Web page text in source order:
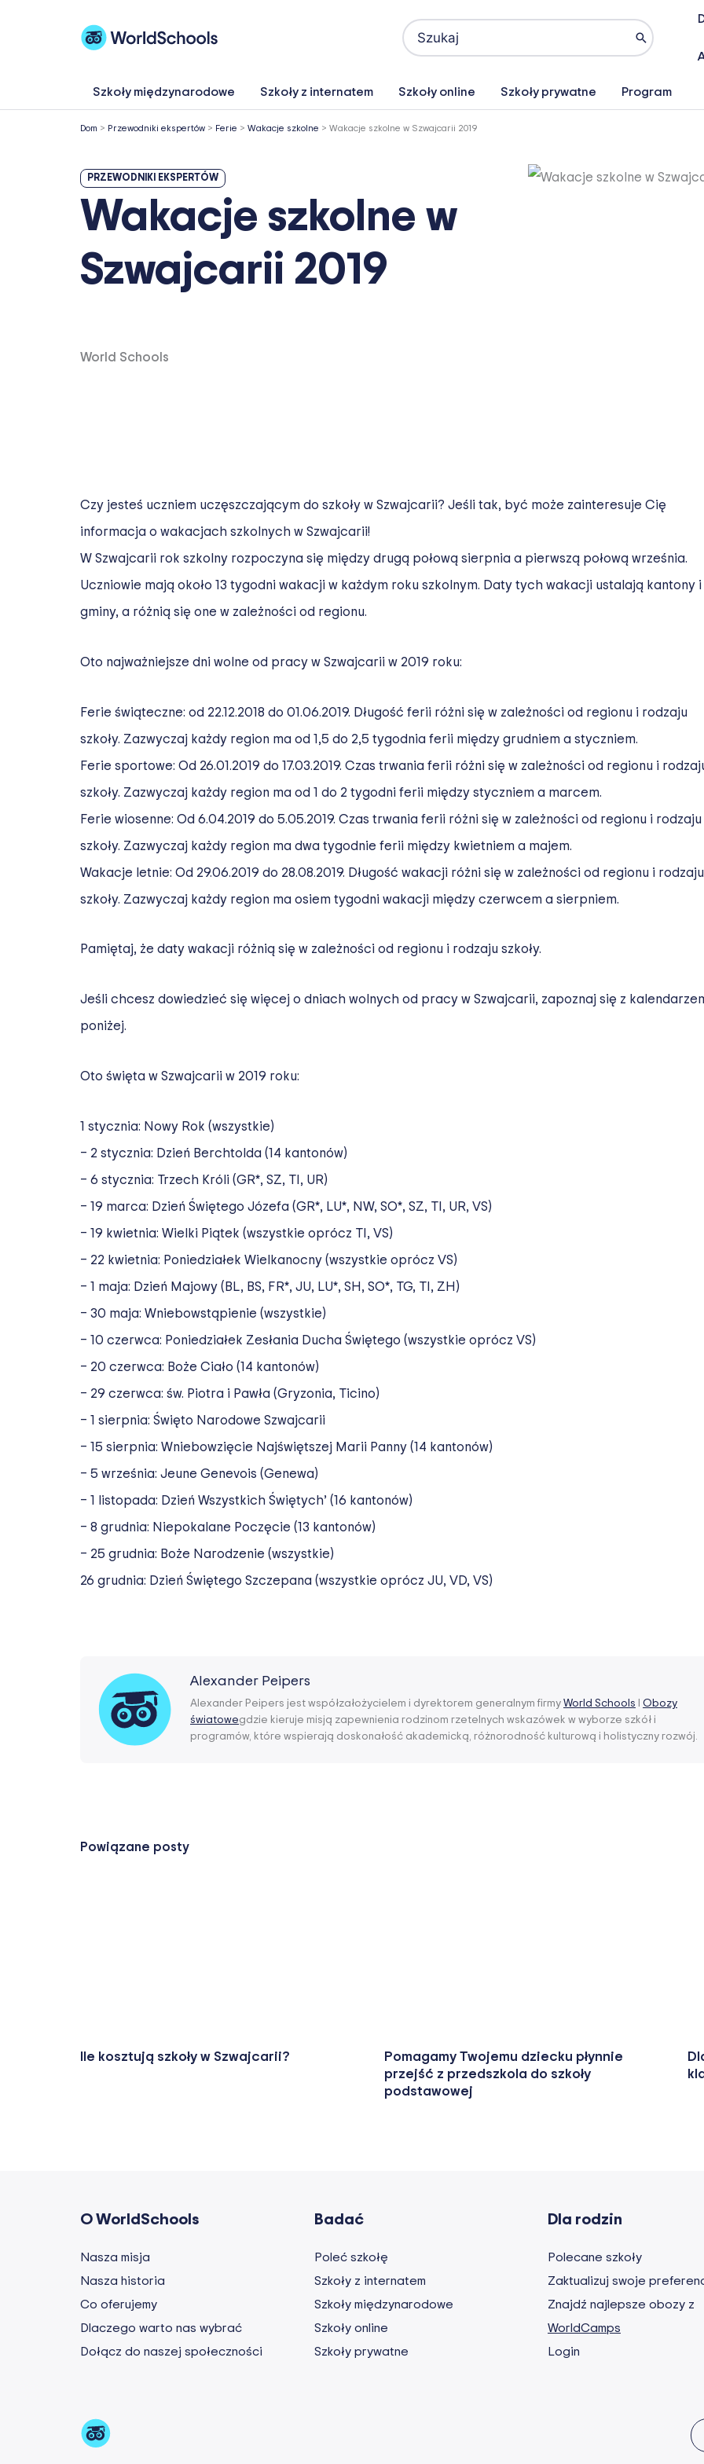
Search
for:
Szkoły międzynarodowe Szkoły z internatem Szkoły online Szkoły prywatne Program
Dom > Przewodniki ekspertów > Ferie > Wakacje szkolne > Wakacje szkolne w Szwajcarii 2019
PRZEWODNIKI EKSPERTÓW
Wakacje szkolne w
Szwajcarii 2019
World Schools
Czy jesteś uczniem uczęszczającym do szkoły w Szwajcarii? Jeśli tak, być może zainteresuje Cię
informacja o wakacjach szkolnych w Szwajcarii!
W Szwajcarii rok szkolny rozpoczyna się między drugą połową sierpnia a pierwszą połową września.
Uczniowie mają około 13 tygodni wakacji w każdym roku szkolnym. Daty tych wakacji ustalają kantony i
gminy, a różnią się one w zależności od regionu.
Oto najważniejsze dni wolne od pracy w Szwajcarii w 2019 roku:
Ferie świąteczne: od 22.12.2018 do 01.06.2019. Długość ferii różni się w zależności od regionu i rodzaju
szkoły. Zazwyczaj każdy region ma od 1,5 do 2,5 tygodnia ferii między grudniem a styczniem.
Ferie sportowe: Od 26.01.2019 do 17.03.2019. Czas trwania ferii różni się w zależności od regionu i
szkoły. Zazwyczaj każdy region ma od 1 do 2 tygodni ferii między styczniem a marcem.
Ferie wiosenne: Od 6.04.2019 do 5.05.2019. Czas trwania ferii różni się w zależności od regionu i rodzaju
szkoły. Zazwyczaj każdy region ma dwa tygodnie ferii między kwietniem a majem.
Wakacje letnie: Od 29.06.2019 do 28.08.2019. Długość wakacji różni się w zależności od regionu i rodzaju
szkoły. Zazwyczaj każdy region ma osiem tygodni wakacji między czerwcem a sierpniem.
Pamiętaj, że daty wakacji różnią się w zależności od regionu i rodzaju szkoły.
Jeśli chcesz dowiedzieć się więcej o dniach wolnych od pracy w Szwajcarii, zapoznaj się z
poniżej.
Oto święta w Szwajcarii w 2019 roku:
1 stycznia: Nowy Rok (wszystkie)
– 2 stycznia: Dzień Berchtolda (14 kantonów)
– 6 stycznia: Trzech Króli (GR*, SZ, TI, UR)
– 19 marca: Dzień Świętego Józefa (GR*, LU*, NW, SO*, SZ, TI, UR, VS)
– 19 kwietnia: Wielki Piątek (wszystkie oprócz TI, VS)
– 22 kwietnia: Poniedziałek Wielkanocny (wszystkie oprócz VS)
– 1 maja: Dzień Majowy (BL, BS, FR*, JU, LU*, SH, SO*, TG, TI, ZH)
– 30 maja: Wniebowstąpienie (wszystkie)
– 10 czerwca: Poniedziałek Zesłania Ducha Świętego (wszystkie oprócz VS)
– 20 czerwca: Boże Ciało (14 kantonów)
– 29 czerwca: św. Piotra i Pawła (Gryzonia, Ticino)
– 1 sierpnia: Święto Narodowe Szwajcarii
– 15 sierpnia: Wniebowzięcie Najświętszej Marii Panny (14 kantonów)
– 5 września: Jeune Genevois (Genewa)
– 1 listopada: Dzień Wszystkich Świętych’ (16 kantonów)
– 8 grudnia: Niepokalane Poczęcie (13 kantonów)
– 25 grudnia: Boże Narodzenie (wszystkie)
26 grudnia: Dzień Świętego Szczepana (wszystkie oprócz JU, VD, VS)
Alexander Peipers
Alexander Peipers jest współzałożycielem i dyrektorem generalnym firmy World Schools
Obozy
światowegdzie kieruje misją zapewnienia rodzinom rzetelnych wskazówek w wyborze szkół i
programów, które wspierają doskonałość akademicką, różnorodność kulturową i holistyczny rozwój.
Powiązane posty
Ile kosztują szkoły w Szwajcarii?
Pomagamy Twojemu dziecku płynnie
przejść z przedszkola do szkoły
podstawowej
O WorldSchools
Nasza misja
Nasza historia
Co oferujemy
Dlaczego warto nas wybrać
Dołącz do naszej społeczności
Badać
Poleć szkołę
Szkoły z internatem
Szkoły międzynarodowe
Szkoły online
Szkoły prywatne
Dla rodzin
Polecane szkoły
Zaktualizuj swoje
Znajdź najlepsze obozy z
WorldCamps
Login